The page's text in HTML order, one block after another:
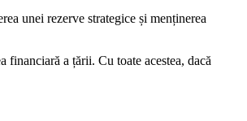
unei rezerve strategice și menținerea
a țării. Cu toate acestea, dacă